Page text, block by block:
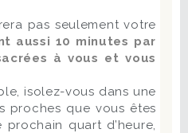
pas seulement votre
aussi 10 minutes par
à vous et vous
isolez-vous dans une
proches que vous êtes
quart d’heure,